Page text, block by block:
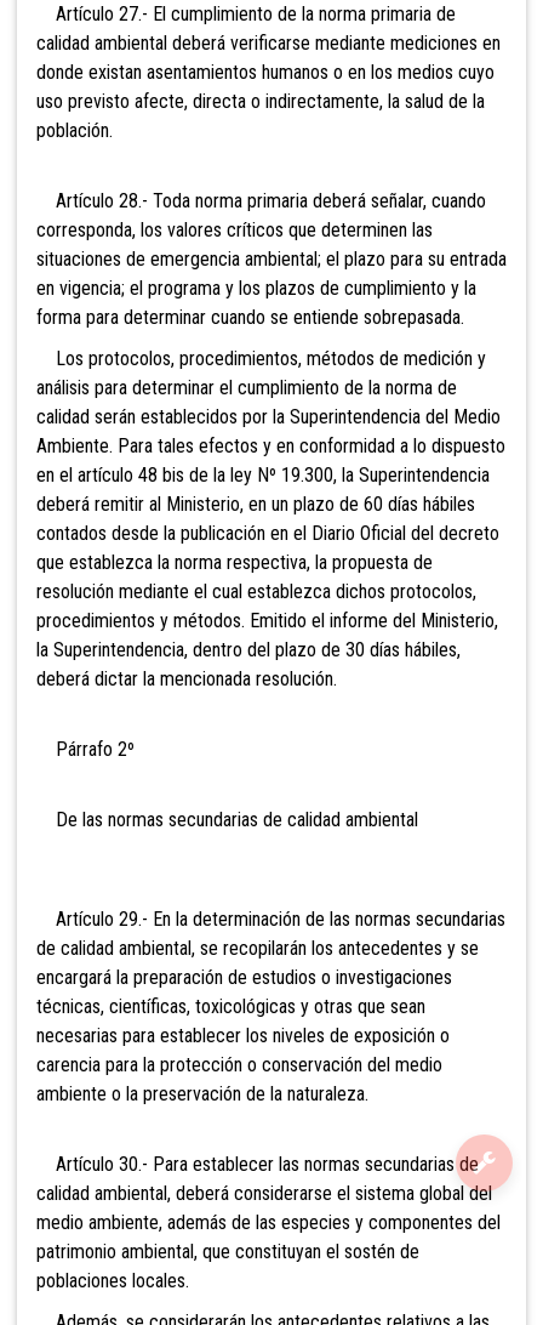
Artículo 27.- El cumplimiento de la norma primaria de
calidad ambiental deberá verificarse mediante mediciones en
donde existan asentamientos humanos o en los medios cuyo
uso previsto afecte, directa o indirectamente, la salud de la
población.
Artículo 28.- Toda norma primaria deberá señalar, cuando
corresponda, los valores críticos que determinen las
situaciones de emergencia ambiental; el plazo para su entrada
en vigencia; el programa y los plazos de cumplimiento y la
forma para determinar cuando se entiende sobrepasada.
Los protocolos, procedimientos, métodos de medición y
análisis para determinar el cumplimiento de la norma de
calidad serán establecidos por la Superintendencia del Medio
Ambiente. Para tales efectos y en conformidad a lo dispuesto
en el artículo 48 bis de la ley Nº 19.300, la Superintendencia
deberá remitir al Ministerio, en un plazo de 60 días hábiles
contados desde la publicación en el Diario Oficial del decreto
que establezca la norma respectiva, la propuesta de
resolución mediante el cual establezca dichos protocolos,
procedimientos y métodos. Emitido el informe del Ministerio,
la Superintendencia, dentro del plazo de 30 días hábiles,
deberá dictar la mencionada resolución.
Párrafo 2º
De las normas secundarias de calidad ambiental
Artículo 29.- En la determinación de las normas secundarias
de calidad ambiental, se recopilarán los antecedentes y se
encargará la preparación de estudios o investigaciones
técnicas, científicas, toxicológicas y otras que sean
necesarias para establecer los niveles de exposición o
carencia para la protección o conservación del medio
ambiente o la preservación de la naturaleza.
Artículo 30.- Para establecer las normas secundarias de
calidad ambiental, deberá considerarse el sistema global del
medio ambiente, además de las especies y componentes del
patrimonio ambiental, que constituyan el sostén de
poblaciones locales.